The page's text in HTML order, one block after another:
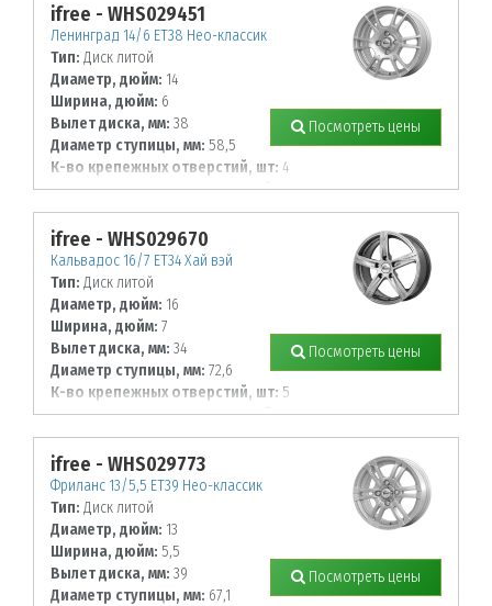
ifree - WHS029451
Ленинград 14/6 ET38 Нео-классик
Тип: Диск литой
Диаметр, дюйм: 14
Ширина, дюйм: 6
Вылет диска, мм: 38
Диаметр ступицы, мм: 58,5
К-во крепежных отверстий, шт: 4
Диаметр располож. отверстий, мм:
98
Посмотреть цены
ifree - WHS029670
Кальвадос 16/7 ET34 Хай вэй
Тип: Диск литой
Диаметр, дюйм: 16
Ширина, дюйм: 7
Вылет диска, мм: 34
Диаметр ступицы, мм: 72,6
К-во крепежных отверстий, шт: 5
Диаметр располож. отверстий, мм:
120
Посмотреть цены
ifree - WHS029773
Фриланс 13/5,5 ET39 Нео-классик
Тип: Диск литой
Диаметр, дюйм: 13
Ширина, дюйм: 5,5
Вылет диска, мм: 39
Диаметр ступицы, мм: 67,1
Посмотреть цены